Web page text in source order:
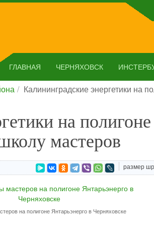
ГЛАВНАЯ ЧЕРНЯХОВСК
Калининградские энергетики на
на
мастеров
размер
на полигоне Янтарьэнерго в Черняховске